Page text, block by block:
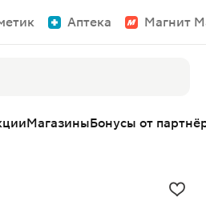
Аптека Магнит
МагазиныБонусы от